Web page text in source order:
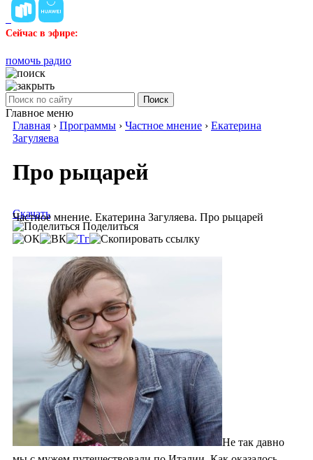
Сейчас в эфире:
помочь радио
Поиск
Главное меню
Главная › Программы › Частное мнение › Екатерина
Загуляева
Про рыцарей
Частное мнение. Екатерина Загуляева. Про рыцарей
Скачать
Поделиться
Не так давно